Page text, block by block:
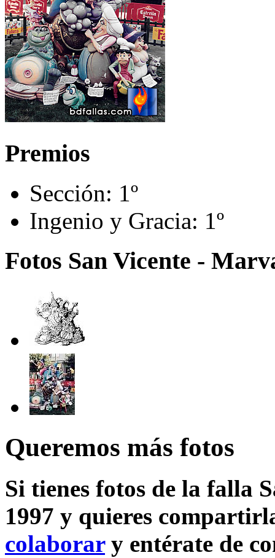
Premios
Sección: 1º
Ingenio y Gracia: 1º
Fotos San Vicente -
Queremos más fotos
Si tienes fotos de la falla
1997 y quieres
colaborary entérate de